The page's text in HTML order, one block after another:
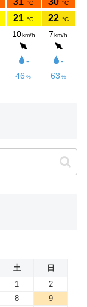
土
日
1
2
8
9